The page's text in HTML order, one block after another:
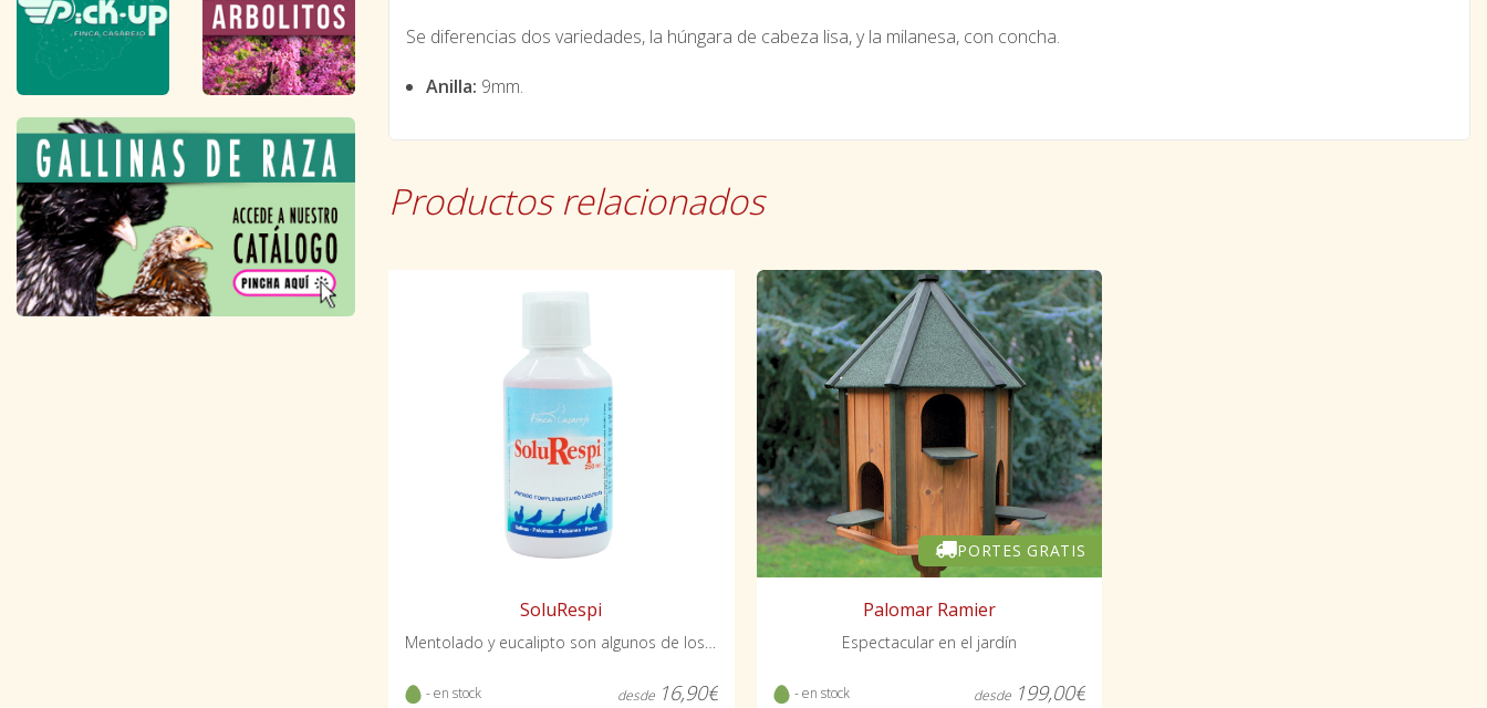
Se diferencias dos variedades, la húngara de cabeza lisa, y la milanesa, con concha.
Anilla: 9mm.
Productos relacionados
SoluRespi
Mentolado y eucalipto son algunos de los aromas que desprende
- en stock desde 16,90€
PORTES GRATIS
Palomar Ramier
Espectacular en el jardín
- en stock desde 199,00€